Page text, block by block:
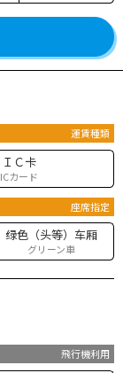
運賃種類
ＩＣ卡
ICカード
座席指定
绿色（头等）车厢
グリーン車
飛行機利用